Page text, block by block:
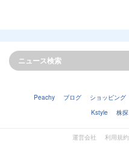
Peachy ブログ ショッピング
Kstyle
株探
運営会社 利用規約